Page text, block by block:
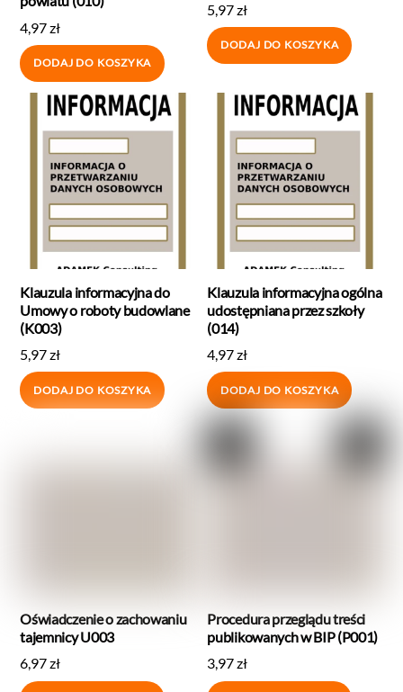
4,97zł
DODAJ DO KOSZYKA
5,97zł
DODAJ DO KOSZYKA
Klauzula informacyjna do
Umowy o roboty budowlane
(K003)
5,97zł
DODAJ DO KOSZYKA
Klauzula informacyjna ogólna
udostępniana przez szkoły
(014)
4,97zł
DODAJ DO KOSZYKA
Oświadczenie o zachowaniu
tajemnicy U003
6,97zł
Procedura przeglądu treści
publikowanych w BIP (P001)
3,97zł